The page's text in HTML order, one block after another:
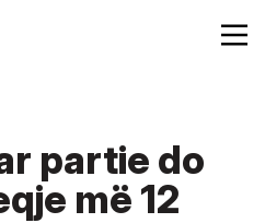
partie do
më 12